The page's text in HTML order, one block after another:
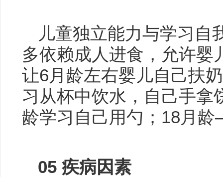
儿童独立能力与学习自
多依赖成人进食，允许婴
让6月龄左右婴儿自己扶
习从杯中饮水，自己手拿
龄学习自己用勺；18月
05疾病因素